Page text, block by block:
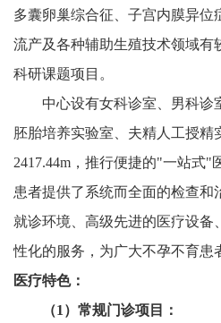
多囊卵巢综合征、子宫内膜异位
流产及各种辅助生殖技术领域有
科研课题项目。
中心设有女科诊室、男科诊
胚胎培养实验室、夫精人工授精
2417.44m，推行便捷的"一站式"
患者提供了系统而全面的检查和
就诊环境、高级先进的医疗设备
性化的服务，为广大不孕不育患
医疗特色：
（1） 常规门诊项目：